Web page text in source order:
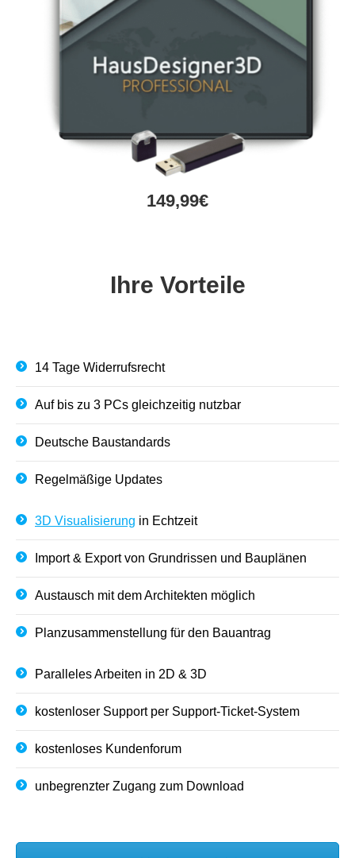
149,99€
Ihre Vorteile
14 Tage Widerrufsrecht
Auf bis zu 3 PCs gleichzeitig nutzbar
Deutsche Baustandards
Regelmäßige Updates
3D Visualisierung in Echtzeit
Import & Export von Grundrissen und Bauplänen
Austausch mit dem Architekten möglich
Planzusammenstellung für den Bauantrag
Paralleles Arbeiten in 2D & 3D
kostenloser Support per Support-Ticket-System
kostenloses Kundenforum
unbegrenzter Zugang zum Download